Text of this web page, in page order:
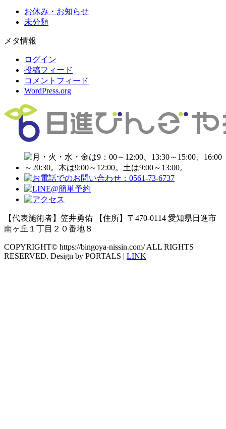
お休み・お知らせ
未分類
メタ情報
ログイン
投稿フィード
コメントフィード
WordPress.org
【代表施術者】笠井勇佑 【住所】〒470-0114 愛知県日進市
南ヶ丘１丁目２０番地８
COPYRIGHT© https://bingoya-nissin.com/ ALL RIGHTS
RESERVED. Design by PORTALS | LINK